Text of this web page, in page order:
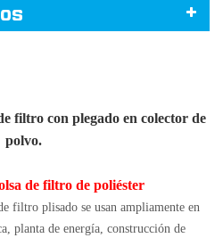
filtro con plegado en colector de
polvo.
de filtro de poliéster
filtro plisado se usan ampliamente en
planta de energía, construcción de